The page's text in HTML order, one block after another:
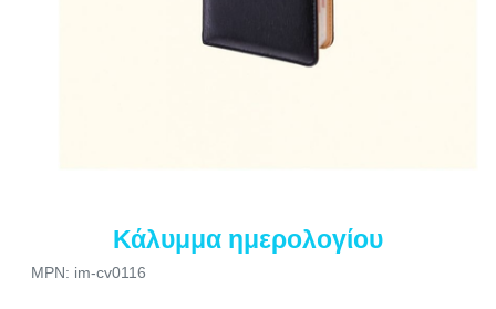
Κάλυμμα ημερολογίου
MPN: im-cv0116